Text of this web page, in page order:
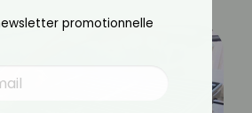
promotionnelle